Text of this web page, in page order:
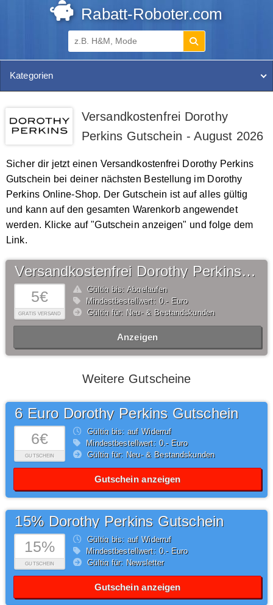
Rabatt-Roboter.com
Kategorien
Versandkostenfrei Dorothy
Perkins Gutschein - August 2026
Sicher dir jetzt einen Versandkostenfrei Dorothy Perkins
Gutschein bei deiner nächsten Bestellung im Dorothy
Perkins Online-Shop. Der Gutschein ist auf alles gültig
und kann auf den gesamten Warenkorb angewendet
werden. Klicke auf "Gutschein anzeigen" und folge dem
Link.
5€
GRATIS VERSAND
Versandkostenfrei Dorothy Perkins Gutschein
Gültig bis: Abgelaufen
Mindestbestellwert: 0,- Euro
Gültig für: Neu- & Bestandskunden
Anzeigen
Weitere Gutscheine
6€
GUTSCHEIN
6 Euro Dorothy Perkins Gutschein
Gültig bis: auf Widerruf
Mindestbestellwert: 0,- Euro
Gültig für: Neu- & Bestandskunden
Gutschein anzeigen
15%
GUTSCHEIN
15% Dorothy Perkins Gutschein
Gültig bis: auf Widerruf
Mindestbestellwert: 0,- Euro
Gültig für: Newsletter
Gutschein anzeigen